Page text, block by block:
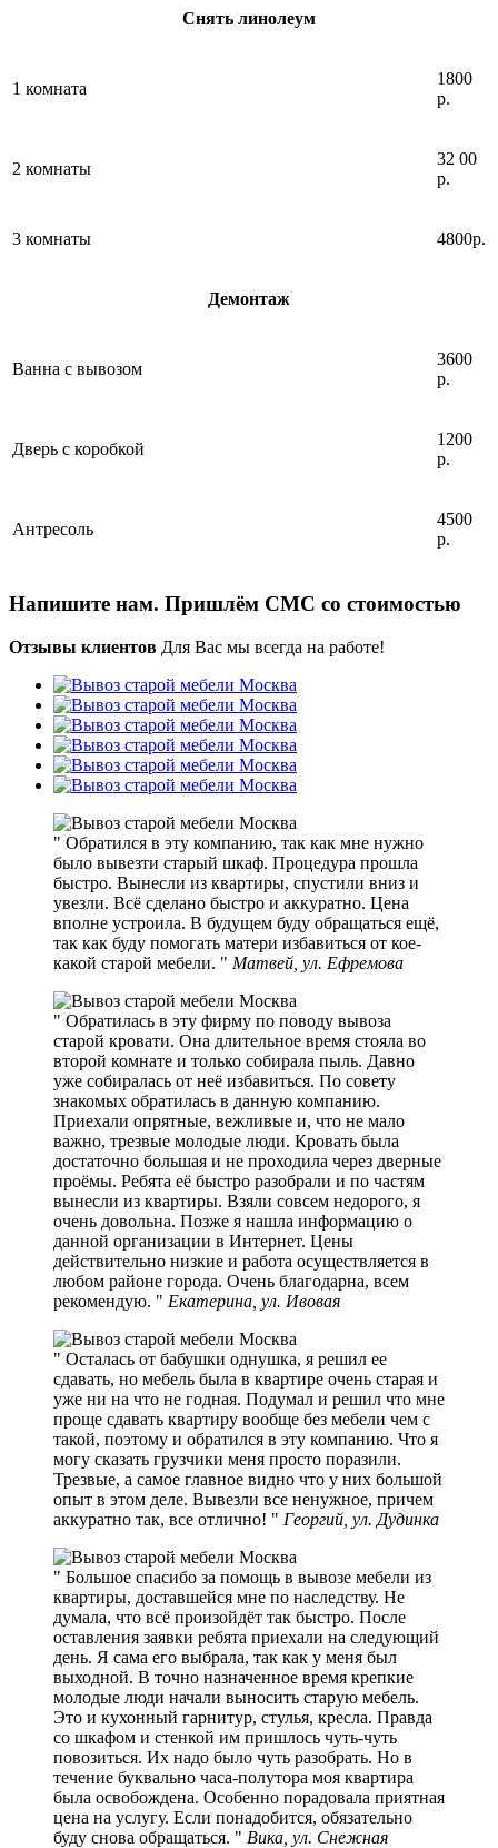
Снять линолеум
1 комната
1800
р.
2 комнаты
32 00
р.
3 комнаты 4800р.
Демонтаж
Ванна с вывозом
3600
р.
Дверь с коробкой
1200
р.
Антресоль
4500
р.
Напишите нам. Пришлём СМС со стоимостью
Отзывы клиентов Для Вас мы всегда на работе!
Обратился в эту компанию, так как мне нужно
было вывезти старый шкаф. Процедура прошла
быстро. Вынесли из квартиры, спустили вниз и
увезли. Всё сделано быстро и аккуратно. Цена
вполне устроила. В будущем буду обращаться ещё,
так как буду помогать матери избавиться от кое-
какой старой мебели.
Матвей, ул. Ефремова
Обратилась в эту фирму по поводу вывоза
старой кровати. Она длительное время стояла во
второй комнате и только собирала пыль. Давно
уже собиралась от неё избавиться. По совету
знакомых обратилась в данную компанию.
Приехали опрятные, вежливые и, что не мало
важно, трезвые молодые люди. Кровать была
достаточно большая и не проходила через дверные
проёмы. Ребята её быстро разобрали и по частям
вынесли из квартиры. Взяли совсем недорого, я
очень довольна. Позже я нашла информацию о
данной организации в Интернет. Цены
действительно низкие и работа осуществляется в
любом районе города. Очень благодарна, всем
рекомендую.
Екатерина, ул. Ивовая
Осталась от бабушки однушка, я решил ее
сдавать, но мебель была в квартире очень старая и
уже ни на что не годная. Подумал и решил что мне
проще сдавать квартиру вообще без мебели чем с
такой, поэтому и обратился в эту компанию. Что я
могу сказать грузчики меня просто поразили.
Трезвые, а самое главное видно что у них большой
опыт в этом деле. Вывезли все ненужное, причем
аккуратно так, все отлично!
Георгий, ул. Дудинка
Большое спасибо за помощь в вывозе мебели из
квартиры, доставшейся мне по наследству. Не
думала, что всё произойдёт так быстро. После
оставления заявки ребята приехали на следующий
день. Я сама его выбрала, так как у меня был
выходной. В точно назначенное время крепкие
молодые люди начали выносить старую мебель.
Это и кухонный гарнитур, стулья, кресла. Правда
со шкафом и стенкой им пришлось чуть-чуть
повозиться. Их надо было чуть разобрать. Но в
течение буквально часа-полутора моя квартира
была освобождена. Особенно порадовала приятная
цена на услугу. Если понадобится, обязательно
буду снова обращаться.
Вика, ул. Снежная